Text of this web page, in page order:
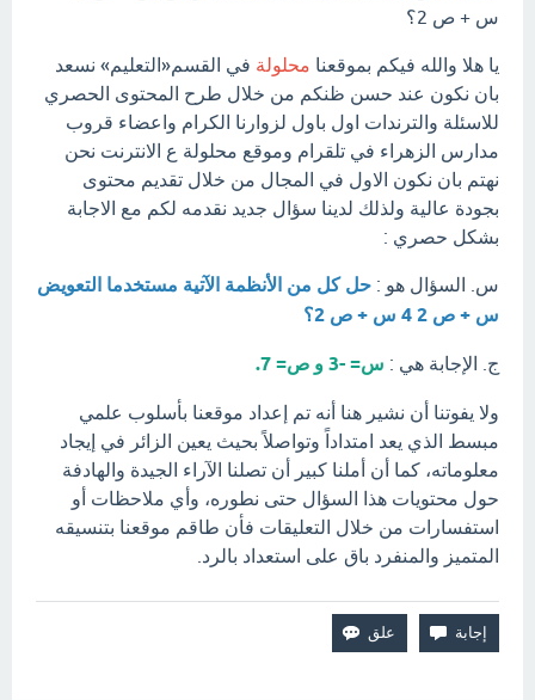
س + ص 2؟
يا هلا والله فيكم بموقعنا محلولة في القسم«التعليم» نسعد
بان نكون عند حسن ظنكم من خلال طرح المحتوى الحصري
للاسئلة والترندات اول باول لزوارنا الكرام واعضاء قروب
مدارس الزهراء في تلقرام وموقع محلولة ع الانترنت نحن
نهتم بان نكون الاول في المجال من خلال تقديم محتوى
بجودة عالية ولذلك لدينا سؤال جديد نقدمه لكم مع الاجابة
بشكل حصري :
س. السؤال هو : حل كل من الأنظمة الآتية مستخدما التعويض
س + ص 2 4 س + ص 2؟
ج. الإجابة هي : س= -3 و ص= 7.
ولا يفوتنا أن نشير هنا أنه تم إعداد موقعنا بأسلوب علمي
مبسط الذي يعد امتداداً وتواصلاً بحيث يعين الزائر في إيجاد
معلوماته، كما أن أملنا كبير أن تصلنا الآراء الجيدة والهادفة
حول محتويات هذا السؤال حتى نطوره، وأي ملاحظات أو
استفسارات من خلال التعليقات فأن طاقم موقعنا بتنسيقه
المتميز والمنفرد باق على استعداد بالرد.